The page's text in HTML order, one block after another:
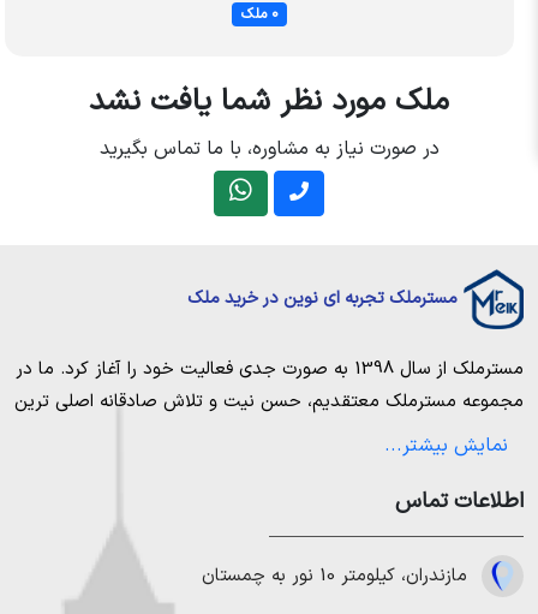
0 ملک
ملک مورد نظر شما یافت نشد
در صورت نیاز به مشاوره، با ما تماس بگیرید
مسترملک تجربه ای نوین در خرید ملک
مسترملک
از سال 1398 به صورت جدی فعالیت خود را آغاز کرد. ما در
مجموعه مسترملک معتقدیم، حسن نیت و تلاش صادقانه اصلی ترین
عامل پیروزی و موفقیت در حوزه املاک بوده و از این رو تمام مساعی
مشتریانمان به ارمغان بیاوریم. مسترملک صرفاً در شهر های مرکزی
مازندران خرید و فروش ملک انجام می‌دهد. برای
خرید ملک در شمال
،خرید زمین در نور ، خرید زمین در چمستان
خرید زمین در نوشهر
خرید زمین در رویان خرید زمین در محمودآبادو همینطورخرید
نمایش بیشتر...
اطلاعات تماس
مازندران، کیلومتر 10 نور به چمستان